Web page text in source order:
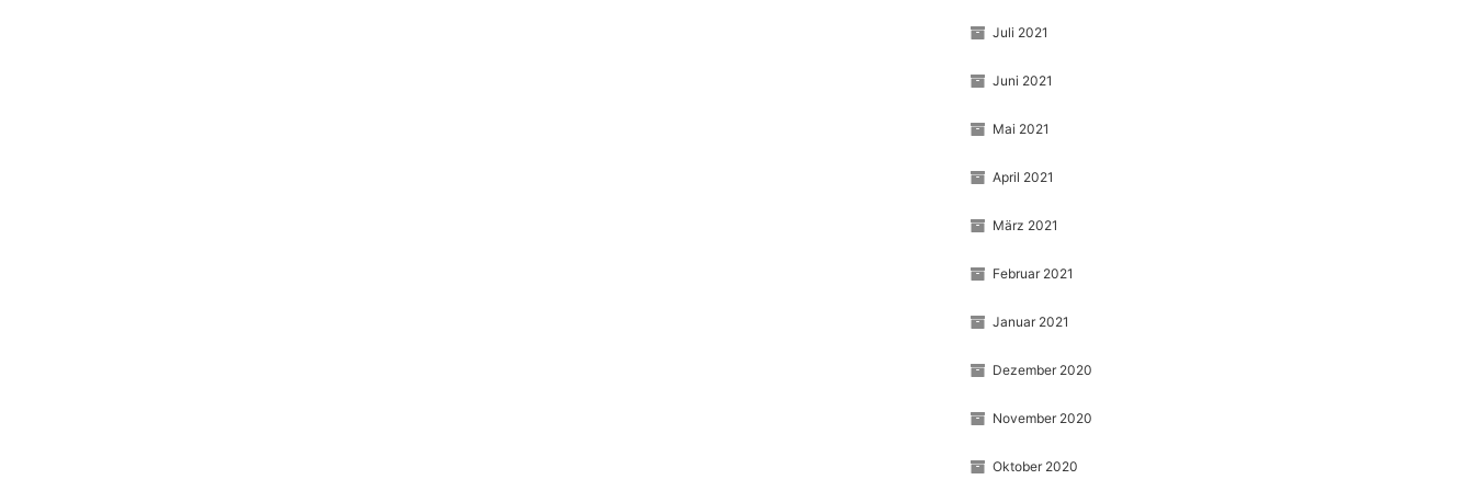
Juli 2021
Juni 2021
Mai 2021
April 2021
März 2021
Februar 2021
Januar 2021
Dezember 2020
November 2020
Oktober 2020